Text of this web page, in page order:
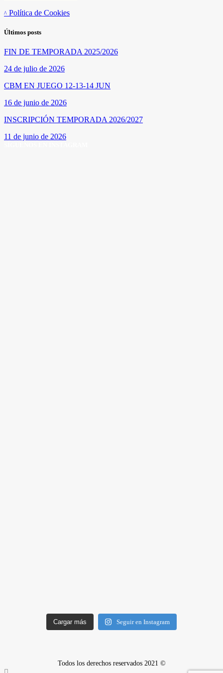
Política de Cookies
Últimos posts
FIN DE TEMPORADA 2025/2026
24 de julio de 2026
CBM EN JUEGO 12-13-14 JUN
16 de junio de 2026
INSCRIPCIÓN TEMPORADA 2026/2027
11 de junio de 2026
Cargar más Seguir en Instagram
Todos los derechos reservados 2021 ©